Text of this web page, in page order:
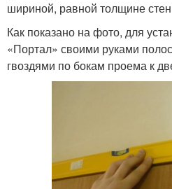
шириной, равной толщине
Как показано на фото, для
«Портал» своими руками
гвоздями по бокам проема к